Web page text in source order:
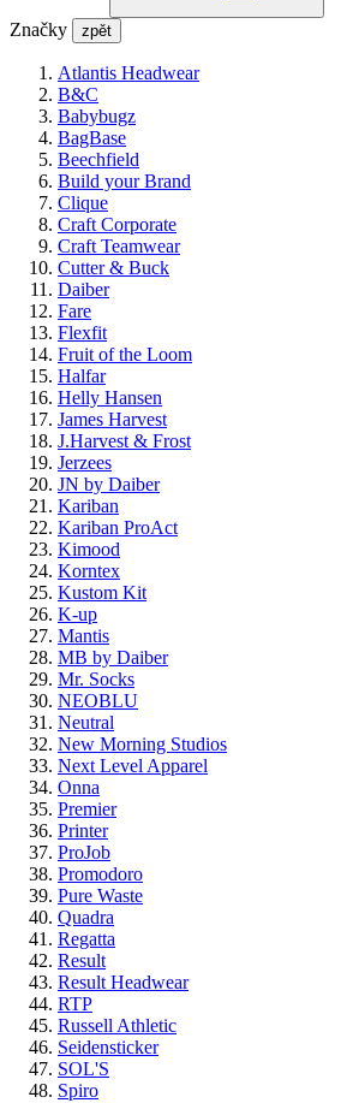
Značky zpět
Atlantis Headwear
B&C
Babybugz
BagBase
Beechfield
Build your Brand
Clique
Craft Corporate
Craft Teamwear
Cutter & Buck
Daiber
Fare
Flexfit
Fruit of the Loom
Halfar
Helly Hansen
James Harvest
J.Harvest & Frost
Jerzees
JN by Daiber
Kariban
Kariban ProAct
Kimood
Korntex
Kustom Kit
K-up
Mantis
MB by Daiber
Mr. Socks
NEOBLU
Neutral
New Morning Studios
Next Level Apparel
Onna
Premier
Printer
ProJob
Promodoro
Pure Waste
Quadra
Regatta
Result
Result Headwear
RTP
Russell Athletic
Seidensticker
SOL'S
Spiro